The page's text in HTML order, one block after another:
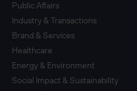
Public Affairs
Industry & Transactions
Brand & Services
Healthcare
Energy & Environment
Social Impact & Sustainability